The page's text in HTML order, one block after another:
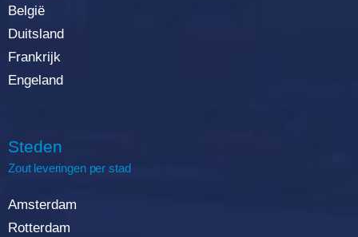
België
Duitsland
Frankrijk
Engeland
Steden
Zout leveringen per stad
Amsterdam
Rotterdam